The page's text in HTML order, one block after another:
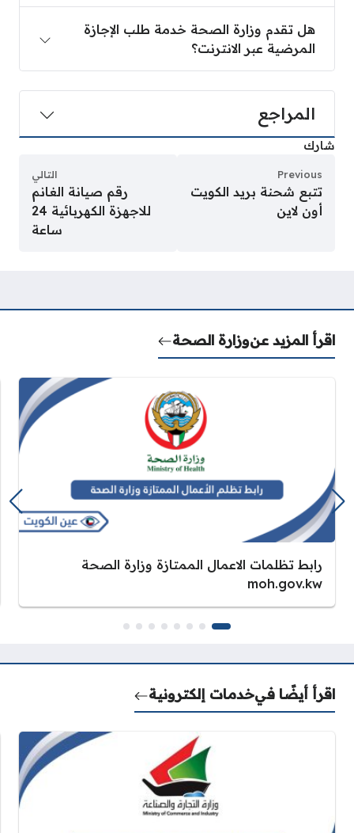
هل تقدم وزارة الصحة خدمة طلب الإجازة
المرضية عبر الانترنت؟
المراجع
شارك
Previous
تتبع شحنة بريد الكويت
أون لاين
التالي
رقم صيانة الغانم
للاجهزة الكهربائية 24
ساعة
اقرأ المزيد عنوزارة الصحة
رابط تظلمات الاعمال الممتازة وزارة الصحة
moh.gov.kw
اقرأ أيضًا فيخدمات إلكترونية